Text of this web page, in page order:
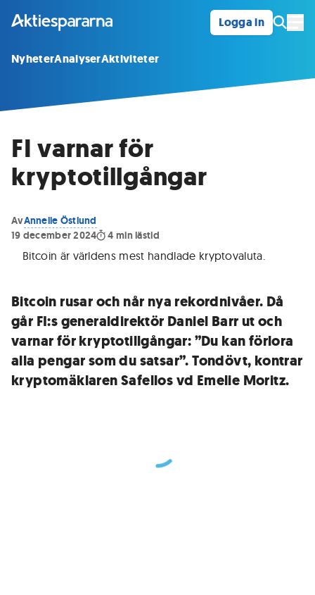
Logga in
NyheterAnalyserAktiviteter
FI varnar för
kryptotillgångar
AvAnnelie Östlund
19 december 2024
4 min lästid
Bitcoin är världens mest handlade kryptovaluta.
Bitcoin rusar och når nya rekordnivåer. Då
går FI:s generaldirektör Daniel Barr ut och
varnar för kryptotillgångar: ”Du kan förlora
alla pengar som du satsar”. Tondövt, kontrar
kryptomäklaren Safellos vd Emelie Moritz.